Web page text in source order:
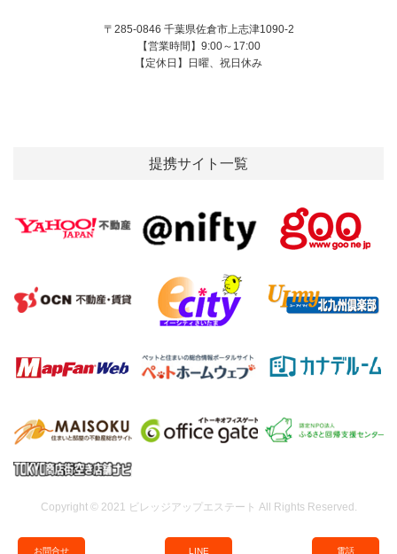
〒285-0846 千葉県佐倉市上志津1090-2
【営業時間】9:00～17:00
【定休日】日曜、祝日休み
提携サイト一覧
Copyright © 2021 ビレッジアップエステート All Rights Reserved.
お問合せ L INE 電話